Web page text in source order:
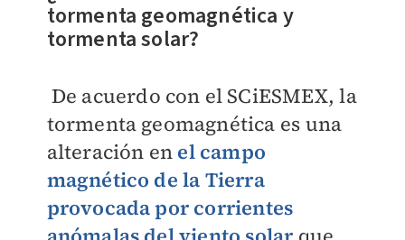
tormenta geomagnética y
tormenta solar?
De acuerdo con el SCiESMEX, la
tormenta geomagnética es una
alteración en el campo
magnético de la Tierra
provocada por corrientes